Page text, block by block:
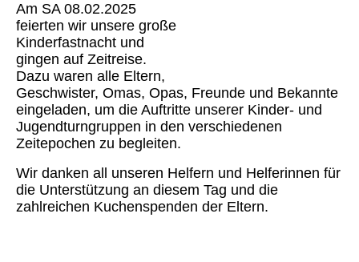
Am SA 08.02.2025
feierten wir unsere große
Kinderfastnacht und
gingen auf Zeitreise.
Dazu waren alle Eltern,
Geschwister, Omas, Opas, Freunde und Bekannte
eingeladen, um die Auftritte unserer Kinder- und
Jugendturngruppen in den verschiedenen
Zeitepochen zu begleiten.
Wir danken all unseren Helfern und Helferinnen für
die Unterstützung an diesem Tag und die
zahlreichen Kuchenspenden der Eltern.